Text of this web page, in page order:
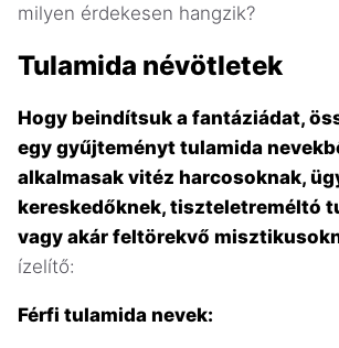
milyen érdekesen hangzik?
Tulamida névötletek
Hogy beindítsuk a fantáziádat,
egy gyűjteményt tulamida
alkalmasak vitéz harcosoknak,
kereskedőknek, tiszteletreméltó
vagy akár feltörekvő
ízelítő:
Férfi tulamida nevek: